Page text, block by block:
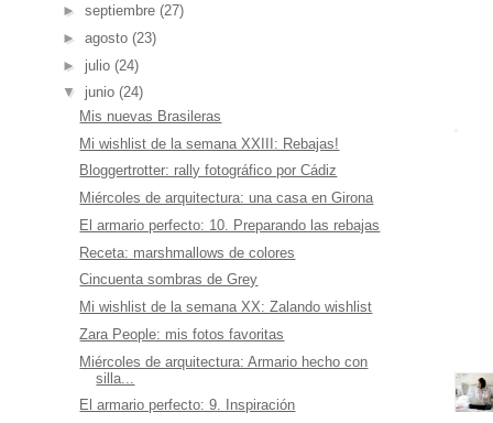
► septiembre (27)
► agosto (23)
► julio (24)
▼ junio (24)
Mis nuevas Brasileras
Mi wishlist de la semana XXIII: Rebajas!
Bloggertrotter: rally fotográfico por Cádiz
Miércoles de arquitectura: una casa en Girona
El armario perfecto: 10. Preparando las rebajas
Receta: marshmallows de colores
Cincuenta sombras de Grey
Mi wishlist de la semana XX: Zalando wishlist
Zara People: mis fotos favoritas
Miércoles de arquitectura: Armario hecho con
silla...
El armario perfecto: 9. Inspiración